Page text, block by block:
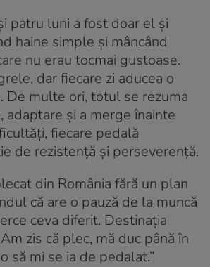
patru luni a fost doar el și
haine simple și mâncând
nu erau tocmai gustoase.
dar fiecare zi aducea o
De multe ori, totul se rezuma
adaptare și a merge înainte
fiecare pedală
de rezistență și perseverență.
din România fără un plan
că are o pauză de la muncă
ceva diferit. Destinația
zis că plec, mă duc până în
să mi se ia de pedalat.”